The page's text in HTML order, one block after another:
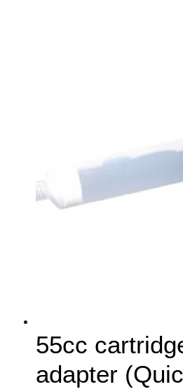
55cc
adapter